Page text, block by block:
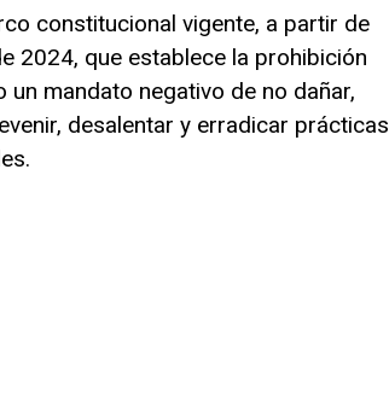
constitucional vigente, a partir de
2024, que establece la prohibición
mandato negativo de no dañar,
desalentar y erradicar prácticas